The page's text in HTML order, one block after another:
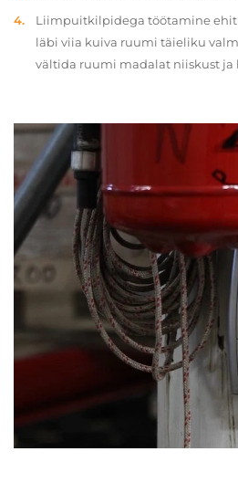
Liimpuitkilpidega töötamine
läbi viia kuiva ruumi täieliku
vältida ruumi madalat niiskust ja